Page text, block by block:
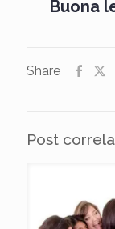
Buona
Share
Post